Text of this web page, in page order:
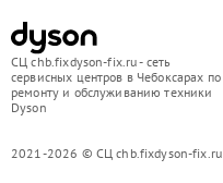
СЦ chb.fixdyson-fix.ru - сеть
сервисных центров в Чебоксарах по
ремонту и обслуживанию техники
Dyson
2021-2026 © СЦ chb.fixdyson-fix.ru